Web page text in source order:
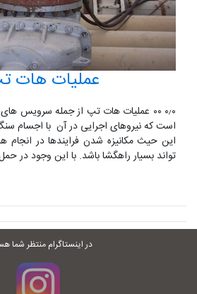
عملیات هات
۰٫۰ ۰۰ عملیات هات تپ از جمله سرویس
است که نیروهای اجرایی در آن با اجسام
این حیث مکانیزه شدن فرایندها در انجام
تواند بسیار راهگشا باشد. با این وجود در
در اینستاگرام منتظر شما